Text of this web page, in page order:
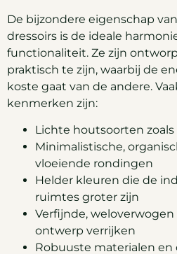
De bijzondere eigenschap
dressoirs is de ideale
functionaliteit. Ze zijn
praktisch te zijn, waarbij de
koste gaat van de andere.
kenmerken zijn:
Lichte houtsoorten
Minimalistische,
vloeiende rondingen
Helder kleuren die de
ruimtes groter zijn
Verfijnde,
ontwerp verrijken
Robuuste materialen